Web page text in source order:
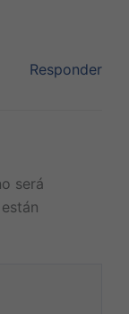
Responder
será